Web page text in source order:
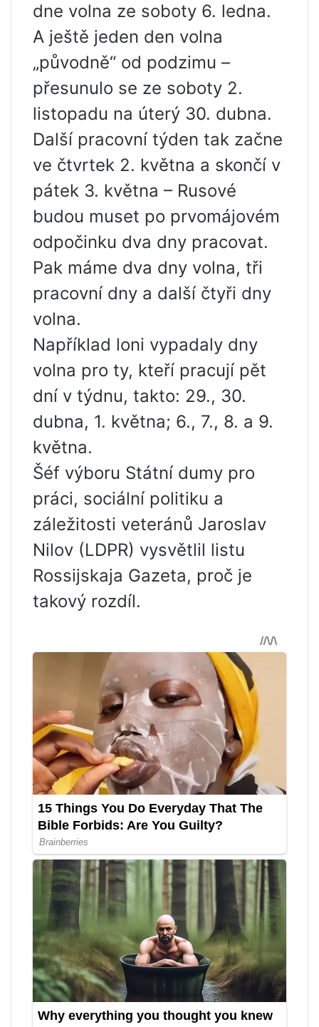
dne volna ze soboty 6. ledna.
A ještě jeden den volna
„původně“ od podzimu –
přesunulo se ze soboty 2.
listopadu na úterý 30. dubna.
Další pracovní týden tak začne
ve čtvrtek 2. května a skončí v
pátek 3. května – Rusové
budou muset po prvomájovém
odpočinku dva dny pracovat.
Pak máme dva dny volna, tři
pracovní dny a další čtyři dny
volna.
Například loni vypadaly dny
volna pro ty, kteří pracují pět
dní v týdnu, takto: 29., 30.
dubna, 1. května; 6., 7., 8. a 9.
května.
Šéf výboru Státní dumy pro
práci, sociální politiku a
záležitosti veteránů Jaroslav
Nilov (LDPR) vysvětlil listu
Rossijskaja Gazeta, proč je
takový rozdíl.